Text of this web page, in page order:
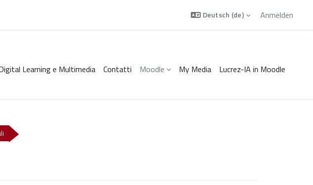
Deutsch ‎(de)‎ Anmelden
Learning e Multimedia Contatti Moodle My Media Lucrez-IA in Moodle